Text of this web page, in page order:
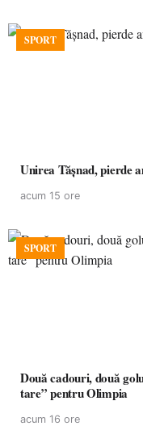
SPORT
Unirea Tășnad, pierde
acum 15 ore
SPORT
Două cadouri, două
tare” pentru Olimpia
acum 16 ore